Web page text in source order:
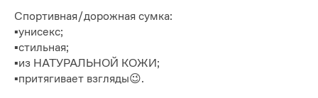
Спортивная/дорожная сумка:
▪️унисекс;
▪️стильная;
▪️из НАТУРАЛЬНОЙ КОЖИ;
▪️притягивает взгляды😉.